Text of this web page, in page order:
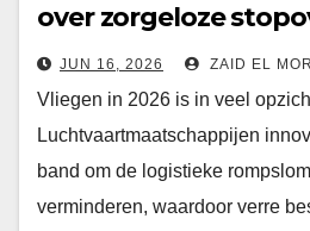
over zorgeloze
onzichtbare
JUN 16, 2026 ZAID EL
Vliegen in 2026 is in veel
Luchtvaartmaatschappijen
band om de logistieke
verminderen, waardoor verre